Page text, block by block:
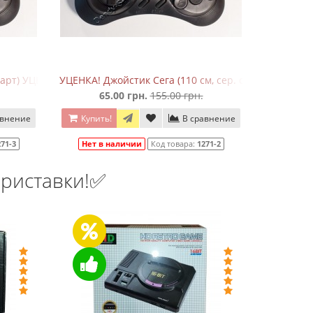
УЦЕНКА1
3
УЦЕНКА! Джойстик Сега (110 см, сер. старт)
65.00 грн. 155.00 грн.
Купить! В сравнение
Нет в наличии Код товара: 1271-2